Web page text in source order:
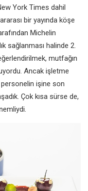
York Times dahil
bir yayında köşe
Michelin
sağlanması halinde 2.
mutfağın
Ancak işletme
işine son
Çok kısa sürse de,